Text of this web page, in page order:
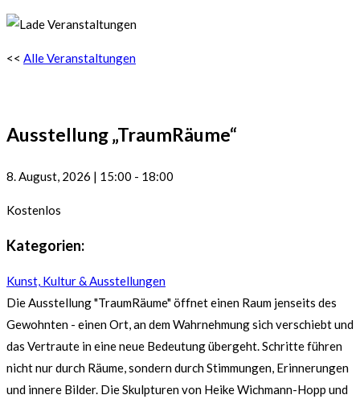
<< Alle Veranstaltungen
Ausstellung „TraumRäume“
8. August, 2026 | 15:00 - 18:00
Kostenlos
Kategorien:
Kunst, Kultur & Ausstellungen
Die Ausstellung "TraumRäume" öffnet einen Raum jenseits des
Gewohnten - einen Ort, an dem Wahrnehmung sich verschiebt und
das Vertraute in eine neue Bedeutung übergeht. Schritte führen
nicht nur durch Räume, sondern durch Stimmungen, Erinnerungen
und innere Bilder. Die Skulpturen von Heike Wichmann-Hopp und